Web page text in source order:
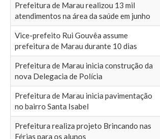
Prefeitura de Marau realizou 13 mil
atendimentos na área da saúde em junho
Vice-prefeito Rui Gouvêa assume
prefeitura de Marau durante 10 dias
Prefeitura de Marau inicia construção da
nova Delegacia de Polícia
Prefeitura de Marau inicia pavimentação
no bairro Santa Isabel
Prefeitura realiza projeto Brincando nas
Férias para os alunos